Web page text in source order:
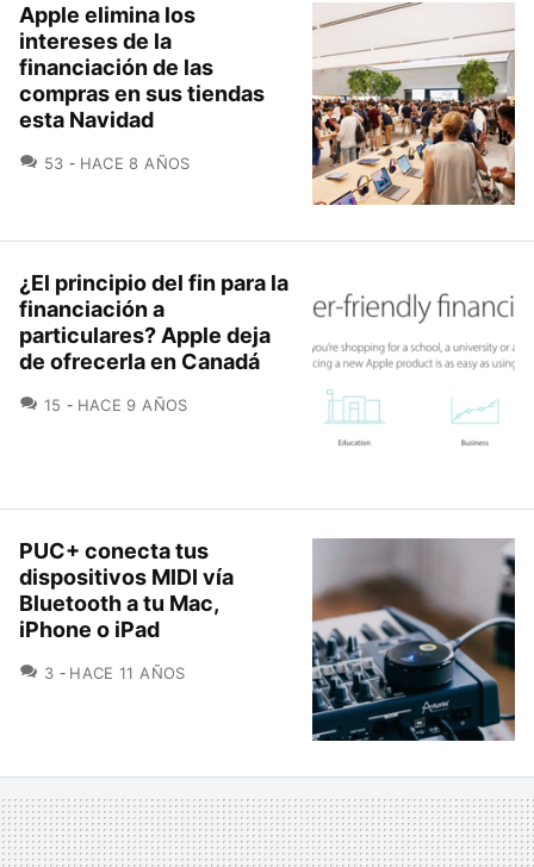
Apple elimina los
intereses de la
financiación de las
compras en sus tiendas
esta Navidad
53 COMENTARIOS
HACE 8 AÑOS
¿El principio del fin para la
financiación a
particulares? Apple deja
de ofrecerla en Canadá
15 COMENTARIOS
HACE 9 AÑOS
PUC+ conecta tus
dispositivos MIDI vía
Bluetooth a tu Mac,
iPhone o iPad
3 COMENTARIOS
HACE 11 AÑOS